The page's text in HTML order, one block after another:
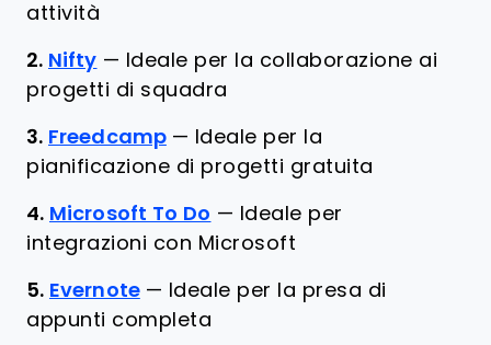
attività
2. Nifty — Ideale per la collaborazione ai
progetti di squadra
3. Freedcamp — Ideale per la
pianificazione di progetti gratuita
4. Microsoft To Do — Ideale per
integrazioni con Microsoft
5. Evernote — Ideale per la presa di
appunti completa